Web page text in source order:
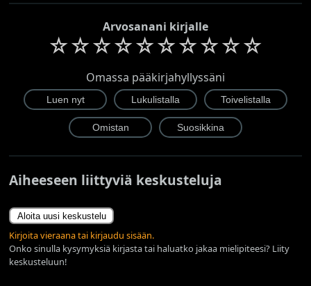
Arvosanani kirjalle
☆☆☆☆☆☆☆☆☆☆
Omassa pääkirjahyllyssäni
Aiheeseen liittyviä keskusteluja
Aloita uusi keskustelu
Kirjoita vieraana tai kirjaudu sisään.
Onko sinulla kysymyksiä kirjasta tai haluatko jakaa mielipiteesi? Liity
keskusteluun!